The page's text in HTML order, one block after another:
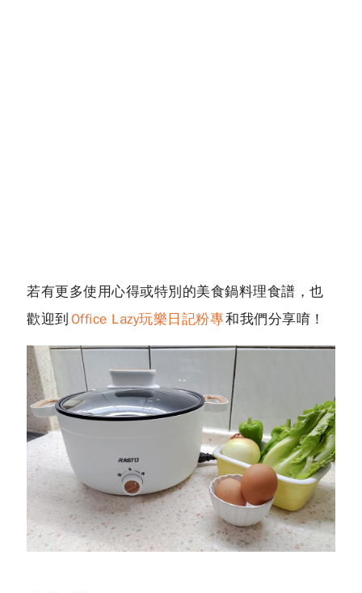
若有更多使用心得或特別的美食鍋料理食譜，也
歡迎到 Office Lazy玩樂日記粉專和我們分享唷！